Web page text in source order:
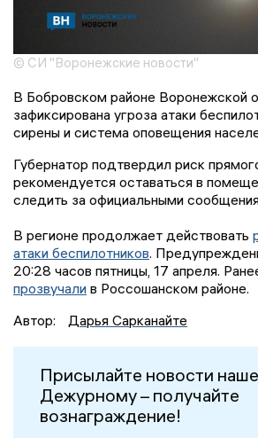
© СИ "Воронежские новости"
В Бобровском районе Воронежской
зафиксирована угроза атаки
сирены и система оповещения
Губернатор подтвердил риск
рекомендуется оставаться в
следить за официальными
В регионе продолжает действовать
атаки беспилотников.
20:28 часов пятницы, 17 апреля.
прозвучали в Россошанском районе.
Автор:
Дарья Сарканайте
Присылайте новости
Дежурному – получайте
вознаграждение!